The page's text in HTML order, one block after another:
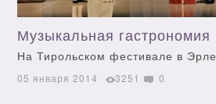
Музыкальная гастрономия
На Тирольском фестивале в Эрле
05 января 2014 3251 0